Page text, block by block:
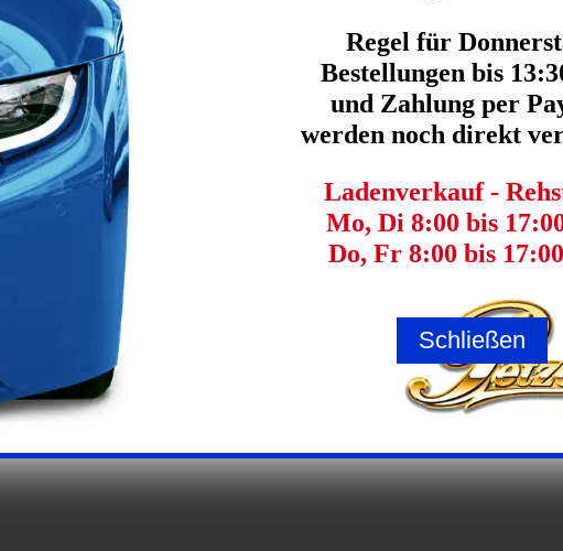
...ausschließlich Business-To-Business (
Regel für
Bestellungen bis
und Zahlung per
werden noch direkt
Ladenverkauf -
Mo, Di 8:00 bis
Do, Fr 8:00 bis
Schließen